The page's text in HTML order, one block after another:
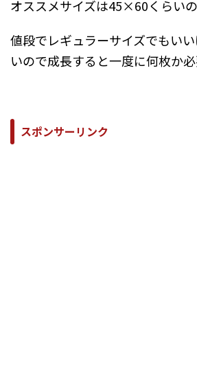
オススメサイズは45×60くらいの
値段でレギュラーサイズでもい
いので成長すると一度に何枚か必
スポンサーリンク